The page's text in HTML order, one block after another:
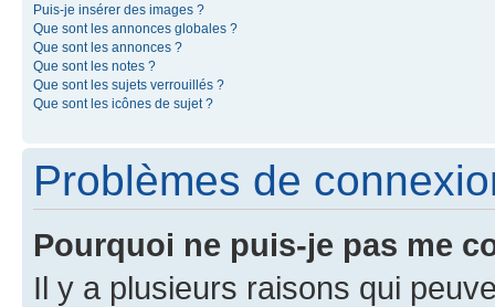
Puis-je insérer des images ?
Que sont les annonces globales ?
Que sont les annonces ?
Que sont les notes ?
Que sont les sujets verrouillés ?
Que sont les icônes de sujet ?
Problèmes de
Pourquoi ne puis-je pas me
Il y a plusieurs raisons qui